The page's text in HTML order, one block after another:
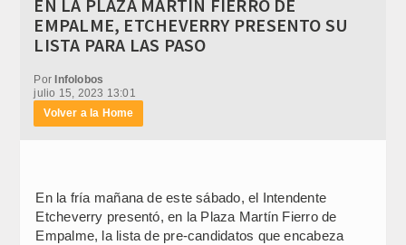
EN LA PLAZA MARTIN FIERRO DE
EMPALME, ETCHEVERRY PRESENTO SU
LISTA PARA LAS PASO
Por Infolobos
julio 15, 2023 13:01
Volver a la Home
En la fría mañana de este sábado, el Intendente
Etcheverry presentó, en la Plaza Martín Fierro de
Empalme, la lista de pre-candidatos que encabeza